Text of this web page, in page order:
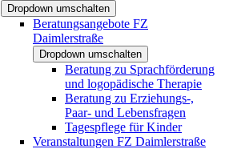
Dropdown umschalten
Beratungsangebote FZ
Daimlerstraße
Dropdown umschalten
Beratung zu Sprachförderung
und logopädische Therapie
Beratung zu Erziehungs-,
Paar- und Lebensfragen
Tagespflege für Kinder
Veranstaltungen FZ Daimlerstraße